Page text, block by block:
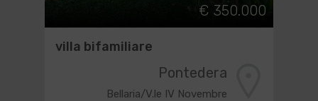
€ 350.000
villa bifamiliare
Pontedera
Bellaria/V.le IV Novembre